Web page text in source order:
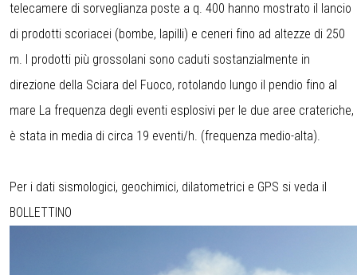
telecamere di sorveglianza poste a q. 400 hanno mostrato il lancio
di prodotti scoriacei (bombe, lapilli) e ceneri fino ad altezze di 250
m. I prodotti più grossolani sono caduti sostanzialmente in
direzione della Sciara del Fuoco, rotolando lungo il pendio fino al
mare La frequenza degli eventi esplosivi per le due aree crateriche,
è stata in media di circa 19 eventi/h. (frequenza medio-alta).
Per i dati sismologici, geochimici, dilatometrici e GPS si veda il
BOLLETTINO